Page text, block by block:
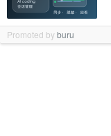
Promoted byburu